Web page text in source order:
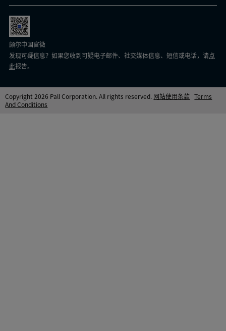
颇尔中国官微
发现可疑信息？如果您收到可疑电子邮件、社交媒体信息、短信或电话，请点
此报告。
Copyright 2026 Pall Corporation. All rights reserved. 网站使用条款 Terms
And Conditions